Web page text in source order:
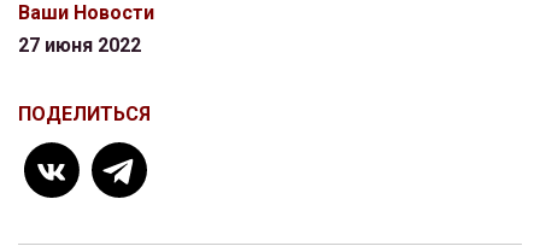
Ваши Новости
27 июня 2022
ПОДЕЛИТЬСЯ